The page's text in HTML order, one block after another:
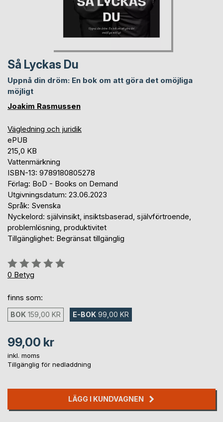
Så Lyckas Du
Uppnå din dröm: En bok om att göra det omöjliga
möjligt
Joakim Rasmussen
Vägledning och juridik
ePUB
215,0 KB
Vattenmärkning
ISBN-13: 9789180805278
Förlag: BoD - Books on Demand
Utgivningsdatum: 23.06.2023
Språk: Svenska
Nyckelord: självinsikt, insiktsbaserad, självförtroende,
problemlösning, produktivitet
Tillgänglighet: Begränsat tillgänglig
Betyg::
0%
0 Betyg
finns som:
BOK 159,00 KR E-BOK 99,00 KR
99,00 kr
inkl. moms
Tillgänglig för nedladdning
LÄGG I KUNDVAGNEN